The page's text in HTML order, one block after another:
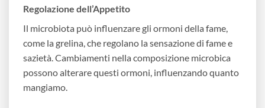
Regolazione dell’Appetito
Il microbiota può influenzare gli ormoni della fame,
come la grelina, che regolano la sensazione di fame e
sazietà. Cambiamenti nella composizione microbica
possono alterare questi ormoni, influenzando quanto
mangiamo.